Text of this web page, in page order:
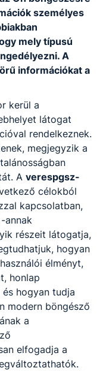
személyes
mely típusú
A
információkat a
kerül a
látogat
rendelkeznek.
megjegyzik a
A verespgsz-
célokból
kapcsolatban,
annak
részeit látogatja,
hogyan
élményt,
honlap
hogyan tudja
modern böngésző
a
elfogadja a